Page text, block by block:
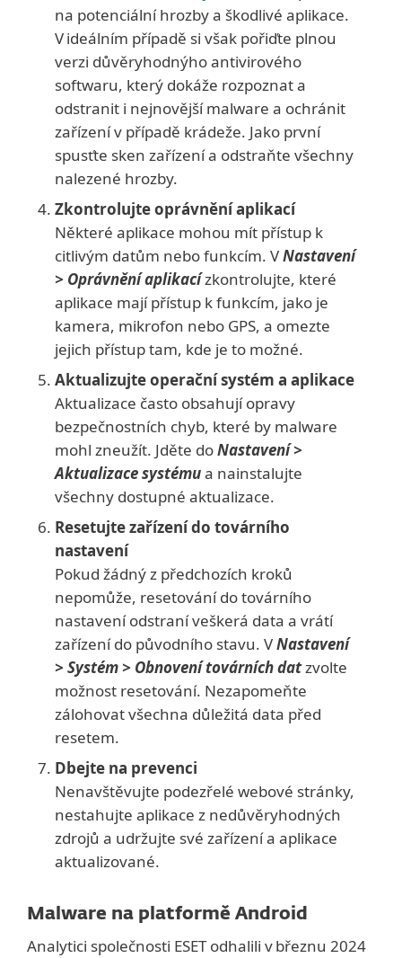
na potenciální hrozby a škodlivé aplikace.
V ideálním případě si však pořiďte plnou
verzi důvěryhodnýho antivirového
softwaru, který dokáže rozpoznat a
odstranit i nejnovější malware a ochránit
zařízení v případě krádeže. Jako první
spusťte sken zařízení a odstraňte všechny
nalezené hrozby.
Zkontrolujte oprávnění aplikací
Některé aplikace mohou mít přístup k
citlivým datům nebo funkcím. VNastavení
> Oprávnění aplikacízkontrolujte, které
aplikace mají přístup k funkcím, jako je
kamera, mikrofon nebo GPS, a omezte
jejich přístup tam, kde je to možné.
Aktualizujte operační systém a aplikace
Aktualizace často obsahují opravy
bezpečnostních chyb, které by malware
mohl zneužít. Jděte doNastavení >
Aktualizace systémua nainstalujte
všechny dostupné aktualizace.
Resetujte zařízení do továrního
nastavení
Pokud žádný z předchozích kroků
nepomůže, resetování do továrního
nastavení odstraní veškerá data a vrátí
zařízení do původního stavu. VNastavení
> Systém > Obnovení továrních datzvolte
možnost resetování. Nezapomeňte
zálohovat všechna důležitá data před
resetem.
Dbejte na prevenci
Nenavštěvujte podezřelé webové stránky,
nestahujte aplikace z nedůvěryhodných
zdrojů a udržujte své zařízení a aplikace
aktualizované.
Malware na platformě Android
Analytici společnosti ESET odhalili v březnu 2024